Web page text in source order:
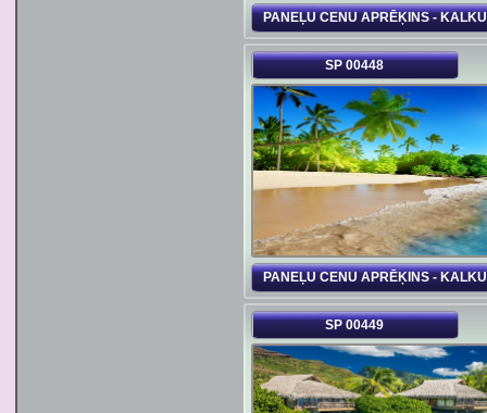
PANEĻU CENU APRĒĶINS -
SP 00448
PANEĻU CENU APRĒĶINS -
SP 00449